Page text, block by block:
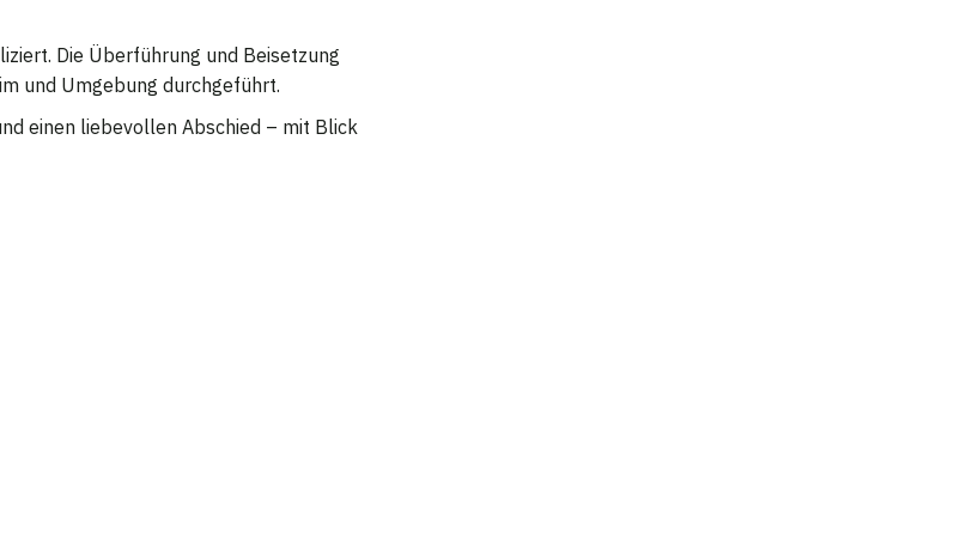
Die Überführung und Beisetzung
und Umgebung durchgeführt.
einen liebevollen Abschied – mit Blick